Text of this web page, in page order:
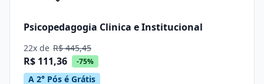
Psicopedagogia Clinica e Institucional
22x de R$ 445,45
R$ 111,36 -75%
A 2° Pós é Grátis